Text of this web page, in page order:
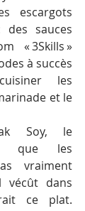
escargots
sauces
« 3Skills »
à succès
les
et le
Soy, le
que les
vraiment
vécût dans
ce plat.